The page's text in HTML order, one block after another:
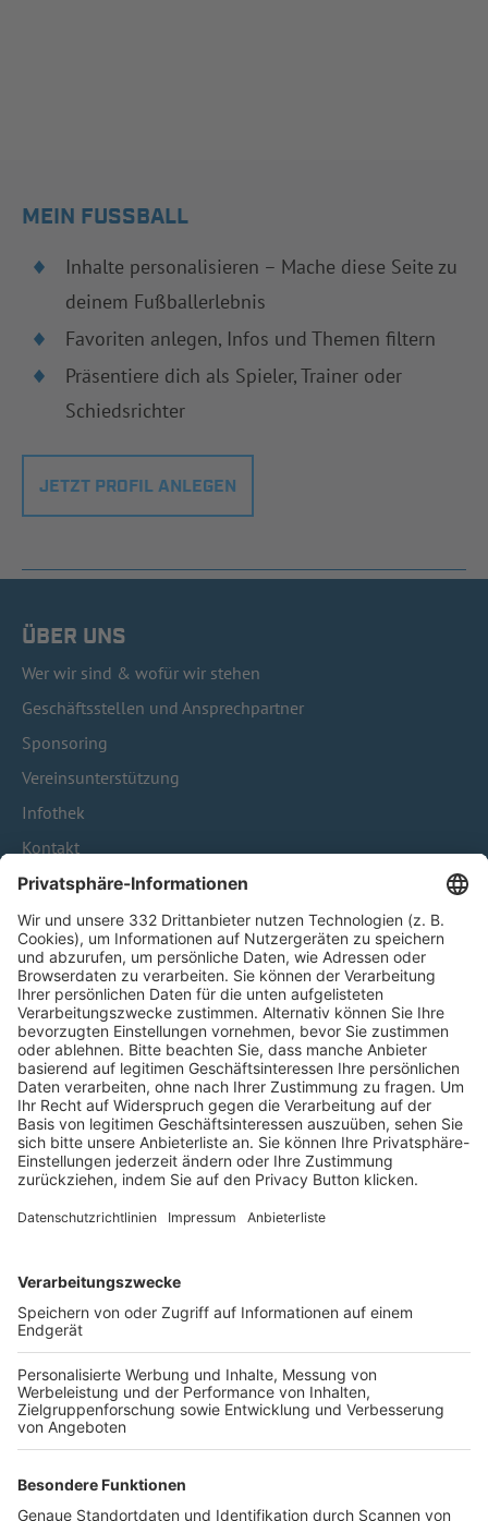
MEIN FUSSBALL
Inhalte personalisieren – Mache diese Seite zu
deinem Fußballerlebnis
Favoriten anlegen, Infos und Themen filtern
Präsentiere dich als Spieler, Trainer oder
Schiedsrichter
JETZT PROFIL ANLEGEN
ÜBER UNS
Wer wir sind & wofür wir stehen
Geschäftsstellen und Ansprechpartner
Sponsoring
Vereinsunterstützung
Infothek
Kontakt
HÄUFIG BESUCHTE SEITEN
Pässe und Vereinswechsel
Trainerausbildung
Schulungsangebot Vereinsmitarbeiter
BFV-Geschäftsstellen
Trainerbörse
Login SpielPlus
FOLGE DEM BFV
TOP-VEREINE
TOP-PARTNER